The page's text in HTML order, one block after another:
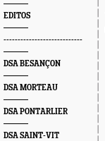
EDITOS
----------------------------
DSA BESANÇON
DSA MORTEAU
DSA PONTARLIER
DSA SAINT-VIT